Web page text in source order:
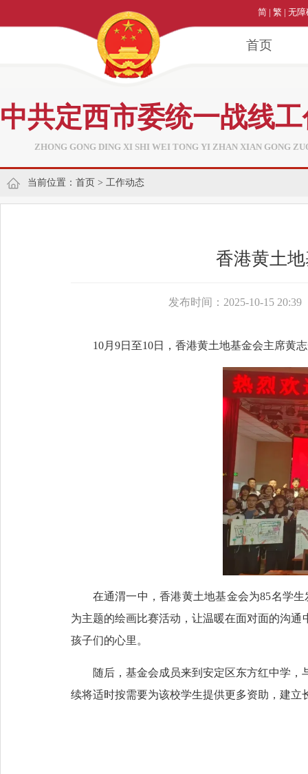
简 | 繁 | 无障
首页
中共定西市委统一战线
ZHONG GONG DING XI SHI WEI TONG YI ZHAN XIAN GONG
当前位置： 首页 > 工作动态
香港黄土
发布时间：2025-10-15 20:39
10月9日至10日，香港黄土地基金会主席黄
在通渭一中，香港黄土地基金会为85名学
为主题的绘画比赛活动，让温暖在面对面的沟
孩子们的心里。
随后，基金会成员来到安定区东方红中学
续将适时按需要为该校学生提供更多资助，建